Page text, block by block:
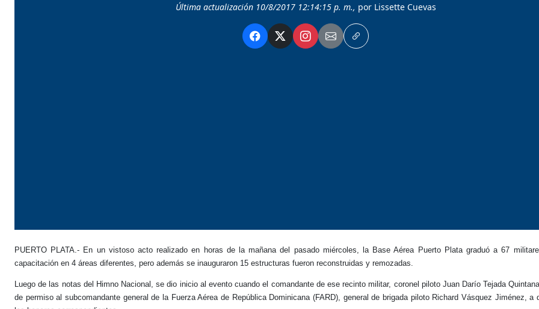
Última actualización 10/8/2017 12:14:15 p. m., por Lissette Cuevas
PUERTO PLATA.- En un vistoso acto realizado en horas de la mañana del pasado miércoles, la Base Aérea Puerto Plata graduó a 67
capacitación en 4 áreas diferentes, pero además se inauguraron 15 estructuras fueron reconstruidas y remozadas.
Luego de las notas del Himno Nacional, se dio inicio al evento cuando el comandante de ese recinto militar, coronel piloto Juan Darío Tejada
de permiso al subcomandante general de la Fuerza Aérea de República Dominicana (FARD), general de brigada piloto Richard Vásquez Jiménez, a